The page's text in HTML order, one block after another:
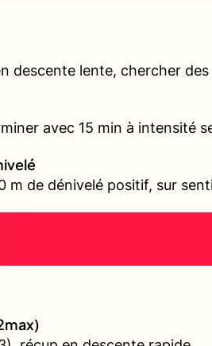
descente lente, chercher
avec 15 min à intensité
m de dénivelé positif, sur